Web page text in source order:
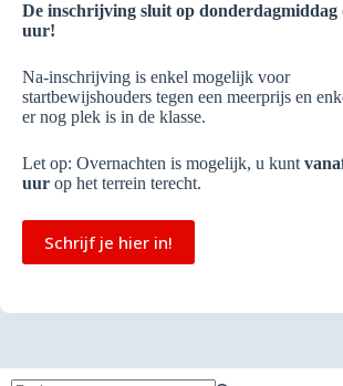
De inschrijving sluit op donderdagmiddag
uur!
Na-inschrijving is enkel mogelijk voor
startbewijshouders tegen een meerprijs en
er nog plek is in de klasse.
Let op: Overnachten is mogelijk, u kunt
uur op het terrein terecht.
Schrijf je hier in!